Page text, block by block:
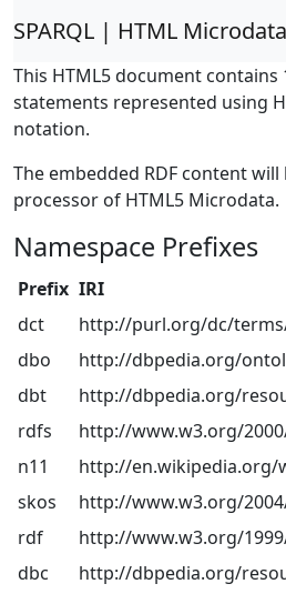
SPARQL | HTML
This HTML5 document contains
statements represented using
notation.
The embedded RDF content
processor of HTML5 Microdata.
Namespace Prefixes
Prefix IRI
dct
http://purl.org/dc/
dbo
http://dbpedia.org/
dbt
http://dbpedia.org/
rdfs
http://www.w3.org/
n11
http://en.wikipedia.org/
skos
http://www.w3.org/
rdf
http://www.w3.org/
dbc
http://dbpedia.org/